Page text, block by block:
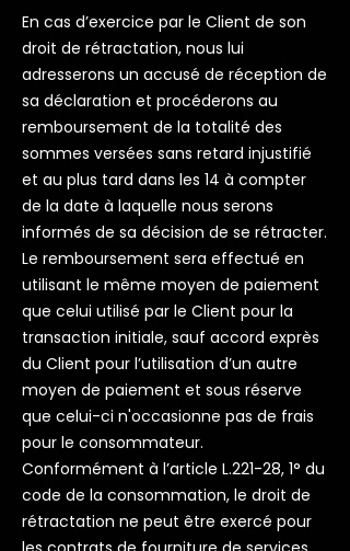
En cas d’exercice par le Client de son
droit de rétractation, nous lui
adresserons un accusé de réception de
sa déclaration et procéderons au
remboursement de la totalité des
sommes versées sans retard injustifié
et au plus tard dans les 14 à compter
de la date à laquelle nous serons
informés de sa décision de se rétracter.
Le remboursement sera effectué en
utilisant le même moyen de paiement
que celui utilisé par le Client pour la
transaction initiale, sauf accord exprès
du Client pour l’utilisation d’un autre
moyen de paiement et sous réserve
que celui-ci n'occasionne pas de frais
pour le consommateur.
Conformément à l’article L.221-28, 1° du
code de la consommation, le droit de
rétractation ne peut être exercé pour